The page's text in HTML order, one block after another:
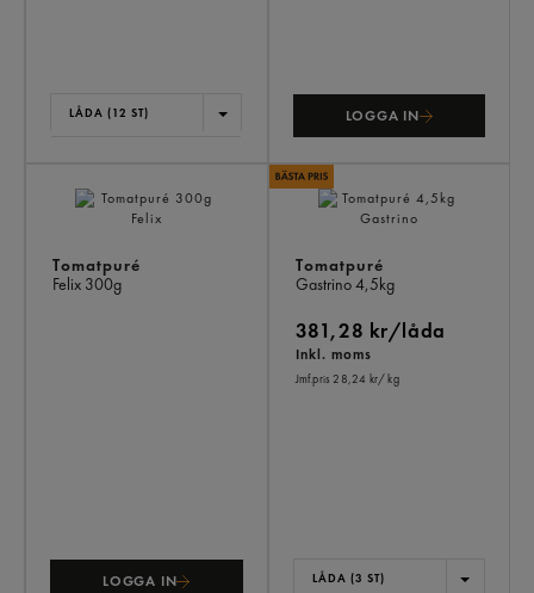
LÅDA (12 ST) LOGGA IN
Tomatpuré
Felix 300g
LOGGA IN
Tomatpuré
Gastrino4,5kg
381,28 kr/låda
Inkl. moms
Jmf.pris 28,24 kr/ kg
LÅDA (3 ST)